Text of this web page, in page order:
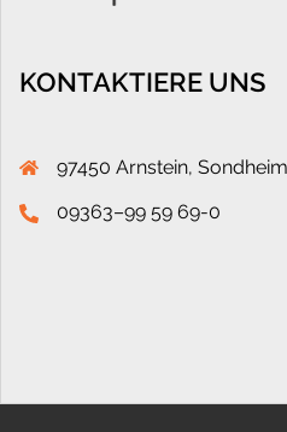
KONTAKTIERE UNS
97450 Arnstein,
09363–99 59 69-0